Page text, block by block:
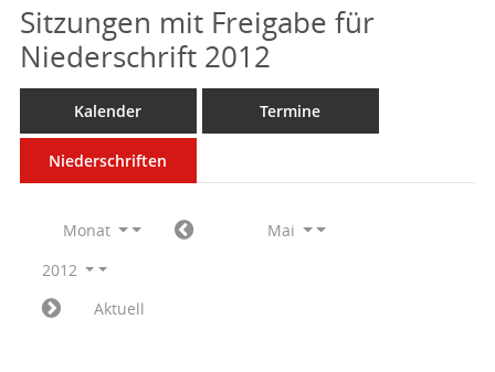
Sitzungen mit Freigabe für
Niederschrift 2012
Kalender Termine
Niederschriften
Monat
Mai
2012
Aktuell